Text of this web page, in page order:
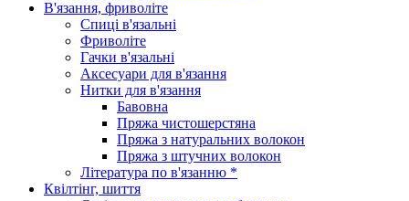
В'язання, фриволіте
Спиці в'язальні
Фриволіте
Гачки в'язальні
Аксесуари для в'язання
Нитки для в'язання
Бавовна
Пряжа чистошерстяна
Пряжа з натуральних волокон
Пряжа з штучних волокон
Література по в'язанню *
Квілтінг, шиття